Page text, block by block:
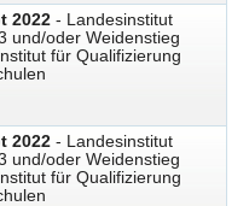
2022 - Landesinstitut
und/oder Weidenstieg
für Qualifizierung
2022 - Landesinstitut
und/oder Weidenstieg
für Qualifizierung